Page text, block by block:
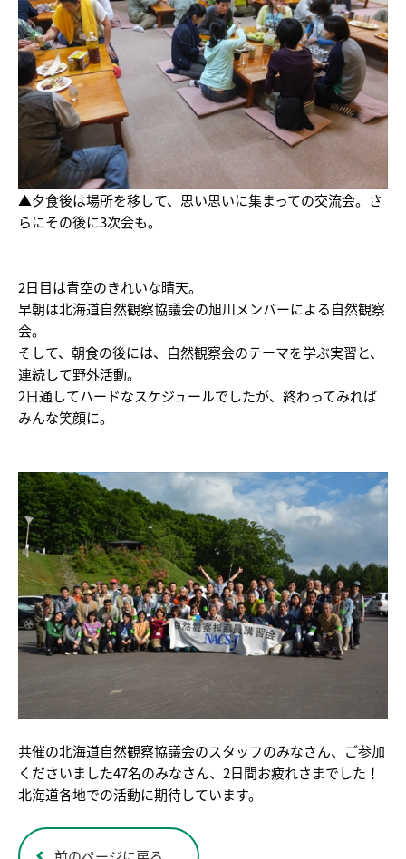
▲夕食後は場所を移して、思い思いに集まっての交流会。さ
らにその後に3次会も。
2日目は青空のきれいな晴天。
早朝は北海道自然観察協議会の旭川メンバーによる自然観察
会。
そして、朝食の後には、自然観察会のテーマを学ぶ実習と、
連続して野外活動。
2日通してハードなスケジュールでしたが、終わってみれば
みんな笑顔に。
共催の北海道自然観察協議会のスタッフのみなさん、ご参加
くださいました47名のみなさん、2日間お疲れさまでした！
北海道各地での活動に期待しています。